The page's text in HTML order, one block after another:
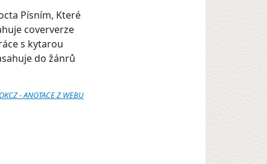
Písním, Které
coververze
s kytarou
do žánrů
OKCZ - ANOTACE Z WEBU